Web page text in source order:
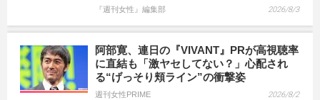
『週刊女性』編集部 2026/8/3
阿部寛、連日の『VIVANT』PRが高視聴率
に直結も「激ヤセしてない？」心配され
る“げっそり頬ライン”の衝撃姿
週刊女性PRIME 2026/8/2